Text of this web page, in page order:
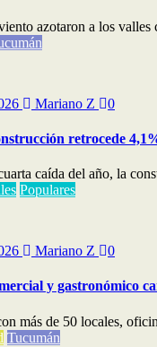
azotaron a los
Mariano Z 0
retrocede
caída del año, la
Populares
Mariano Z 0
y gastronómico
más de 50 locales,
Tucumán